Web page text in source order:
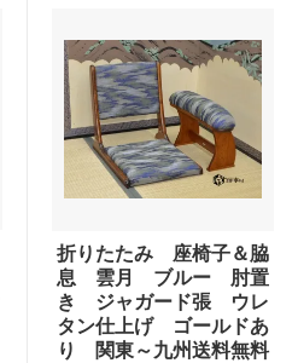
折りたたみ 座椅子＆脇
息 雲月 ブルー 肘置
き ジャガード張 ウレ
タン仕上げ ゴールドあ
り 関東～九州送料無料